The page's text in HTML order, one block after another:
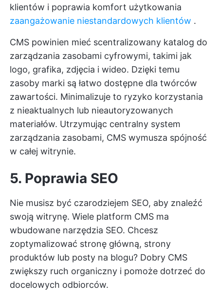
klientów i poprawia komfort użytkowania
zaangażowanie niestandardowych klientów .
CMS powinien mieć scentralizowany katalog do
zarządzania zasobami cyfrowymi, takimi jak
logo, grafika, zdjęcia i wideo. Dzięki temu
zasoby marki są łatwo dostępne dla twórców
zawartości. Minimalizuje to ryzyko korzystania
z nieaktualnych lub nieautoryzowanych
materiałów. Utrzymując centralny system
zarządzania zasobami, CMS wymusza spójność
w całej witrynie.
5. Poprawia SEO
Nie musisz być czarodziejem SEO, aby znaleźć
swoją witrynę. Wiele platform CMS ma
wbudowane narzędzia SEO. Chcesz
zoptymalizować stronę główną, strony
produktów lub posty na blogu? Dobry CMS
zwiększy ruch organiczny i pomoże dotrzeć do
docelowych odbiorców.